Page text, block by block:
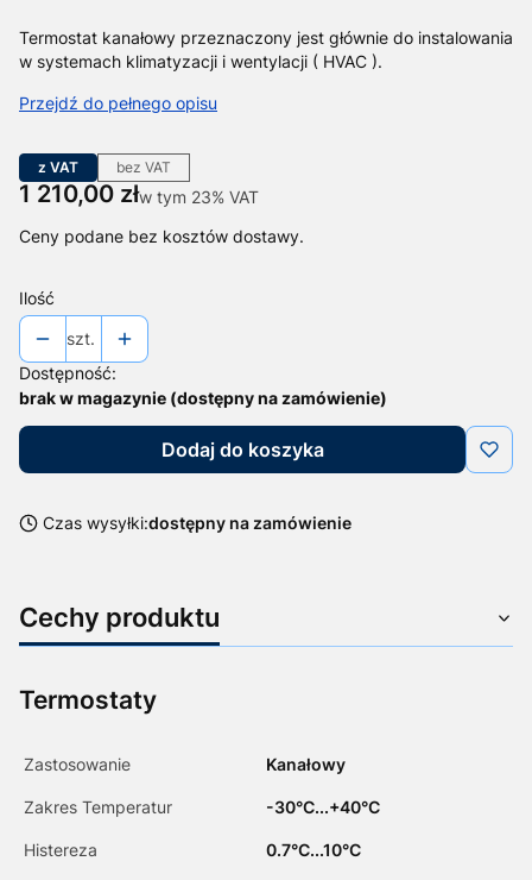
Termostat kanałowy przeznaczony jest głównie do instalowania
w systemach klimatyzacji i wentylacji ( HVAC ).
Przejdź do pełnego opisu
z VAT bez VAT
Cena
1 210,00 złw tym 23% VAT
w tym 23% VAT
Ceny podane bez kosztów dostawy.
Ilość
szt.
Dostępność:
brak w magazynie (dostępny na zamówienie)
Dodaj do koszyka
Czas wysyłki:dostępny na zamówienie
Cechy produktu
Termostaty
Zastosowanie Kanałowy
Zakres Temperatur -30°C...+40°C
Histereza 0.7°C...10°C